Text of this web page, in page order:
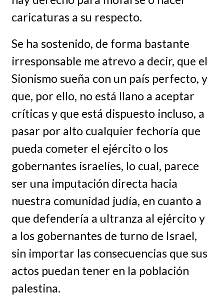
caricaturas a su respecto.
Se ha sostenido, de forma bastante
irresponsable me atrevo a decir, que el
Sionismo sueña con un país perfecto, y
que, por ello, no está llano a aceptar
críticas y que está dispuesto incluso, a
pasar por alto cualquier fechoría que
pueda cometer el ejército o los
gobernantes israelíes, lo cual, parece
ser una imputación directa hacia
nuestra comunidad judía, en cuanto a
que defendería a ultranza al ejército y
a los gobernantes de turno de Israel,
sin importar las consecuencias que sus
actos puedan tener en la población
palestina.